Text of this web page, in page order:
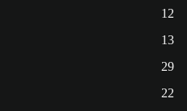
12
13
29
22